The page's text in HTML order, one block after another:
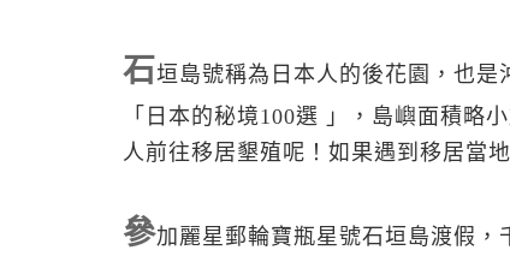
石垣島號稱為日本人的後花園，也
「日本的秘境100選 」，島嶼面積略
人前往移居墾殖呢！如果遇到移居當
參加麗星郵輪寶瓶星號石垣島渡假